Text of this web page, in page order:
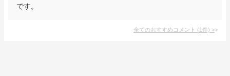
です。
全てのおすすめコメント (1件) >